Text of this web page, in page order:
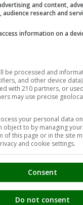
and content,
audience research and
information on a
be processed and
and other device
with 210 partners, or
may use precise
your personal data
object to by managing
of this page or in the site
and cookie settings.
Consent
Do not consent